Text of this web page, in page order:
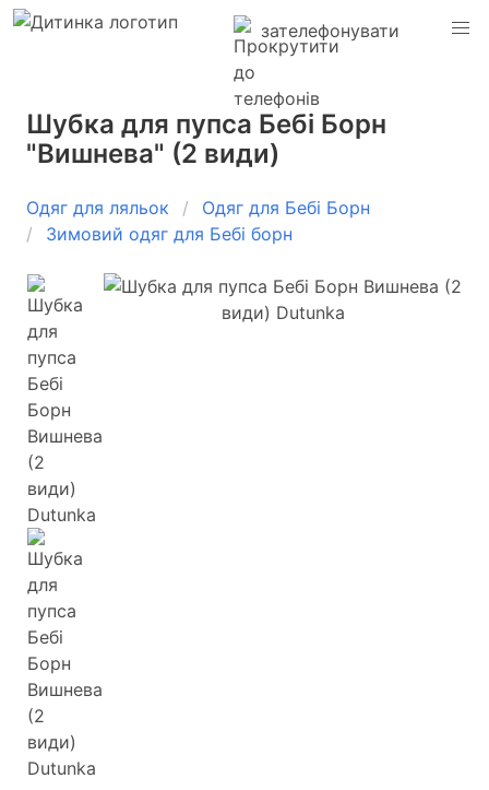
зателефонувати
Шубка для пупса Бебі Борн
"Вишнева" (2 види)
Одяг для ляльок
Одяг для Бебі Борн
Зимовий одяг для Бебі борн